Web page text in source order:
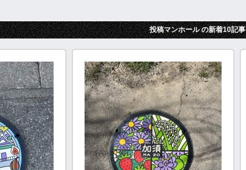
投稿マンホール の新着10記事